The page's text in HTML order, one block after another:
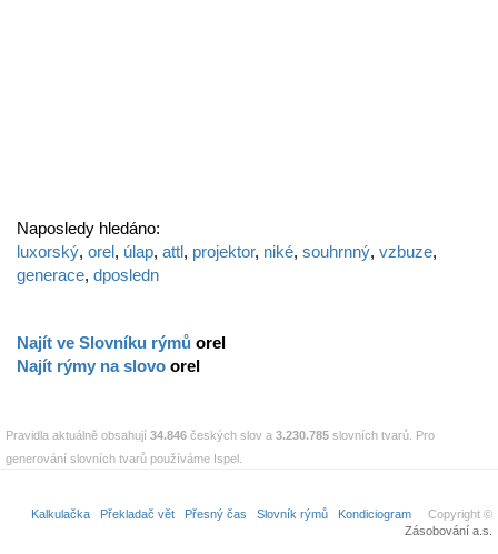
Naposledy hledáno:
luxorský, orel, úlap, attl, projektor, niké, souhrnný, vzbuze,
generace, dposledn
Najít ve Slovníku rýmů orel
Najít rýmy na slovo orel
Pravidla aktuálně obsahují 34.846 českých slov a 3.230.785 slovních tvarů. Pro
generování slovních tvarů používáme Ispel.
Kalkulačka Překladač vět Přesný čas Slovník rýmů Kondiciogram Copyright ©
Zásobování a.s.